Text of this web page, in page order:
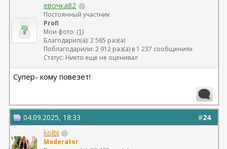
евочка82
Постоянный участник
Profi
Мои фото: (1)
Благодарил(а): 2 565 раз(а)
Поблагодарили: 2 912 раз(а) в 1 237 сообщениях
Статус: Никто еще не оценивал
Супер- кому повезет!
#24
04.09.2025, 18:33
kolbi
Moderator